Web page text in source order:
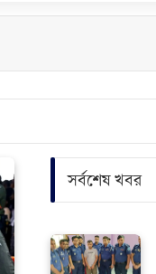
সর্বশেষ খবর